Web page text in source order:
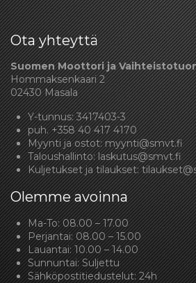
Ota yhteyttä
Suomen Moottori ja
Hommaksenkaari 2
02430 Masala
Y-tunnus: 3417403-3
puh.+358 40 417 4170
Myynti ja ostot:myynti@smvt.fi
Taloushallinto:laskutus@smvt.fi
Kuljetukset ja tilaukset:
Olemme avoinna
Ma-To: 08.00 – 17.00
Perjantai: 08.00 – 15.00
Lauantai: 10.00 – 14.00
Sunnuntai: Suljettu
Sähköpostitiedustelut: 24h